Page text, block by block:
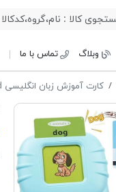
وبلاگ تماس با ما
کارت آموزش زبان انگلیسی Happy World